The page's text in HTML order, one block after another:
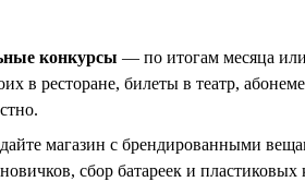
конкурсы — по итогам месяца или
в ресторане, билеты в театр,
магазин с брендированными
сбор батареек и